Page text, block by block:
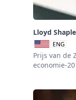
Lloyd
ENG
Prijs van de
economie-